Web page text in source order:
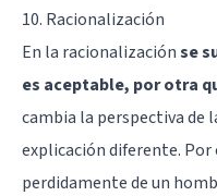
10. Racionalización
En la racionalizaciónse
es aceptable, por otra
cambia la perspectiva de
explicación diferente.
perdidamente de un